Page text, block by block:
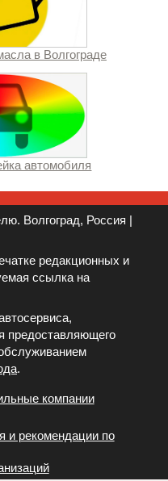
в Волгограде
автомобиля
Волгоград, Россия |
редакционных и
ссылка на
предоставляющего
.
компании